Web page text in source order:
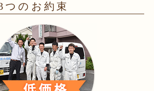
つのお約束